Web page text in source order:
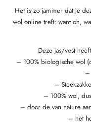
Het is zo jammer dat je
wol online treft: want oh,
Deze jas/vest
– 100% biologische wol
–
–
– 100% wol,
– door de van nature
– het